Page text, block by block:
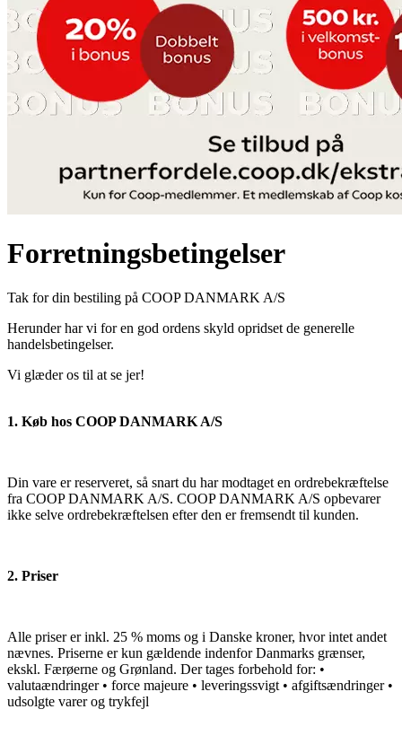
Forretningsbetingelser
Tak for din bestiling på COOP DANMARK A/S
Herunder har vi for en god ordens skyld opridset de generelle
handelsbetingelser.
Vi glæder os til at se jer!
1. Køb hos COOP DANMARK A/S
Din vare er reserveret, så snart du har modtaget en ordrebekræftelse
fra COOP DANMARK A/S. COOP DANMARK A/S opbevarer
ikke selve ordrebekræftelsen efter den er fremsendt til kunden.
2. Priser
Alle priser er inkl. 25 % moms og i Danske kroner, hvor intet andet
nævnes. Priserne er kun gældende indenfor Danmarks grænser,
ekskl. Færøerne og Grønland. Der tages forbehold for: •
valutaændringer • force majeure • leveringssvigt • afgiftsændringer •
udsolgte varer og trykfejl